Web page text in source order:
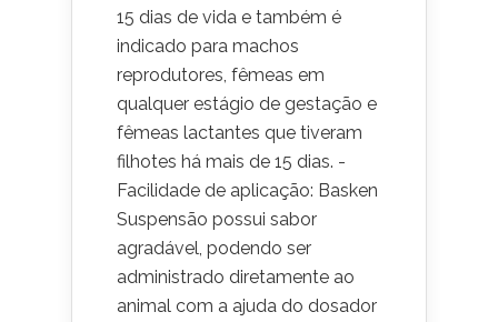
15 dias de vida e também é
indicado para machos
reprodutores, fêmeas em
qualquer estágio de gestação e
fêmeas lactantes que tiveram
filhotes há mais de 15 dias. -
Facilidade de aplicação: Basken
Suspensão possui sabor
agradável, podendo ser
administrado diretamente ao
animal com a ajuda do dosador